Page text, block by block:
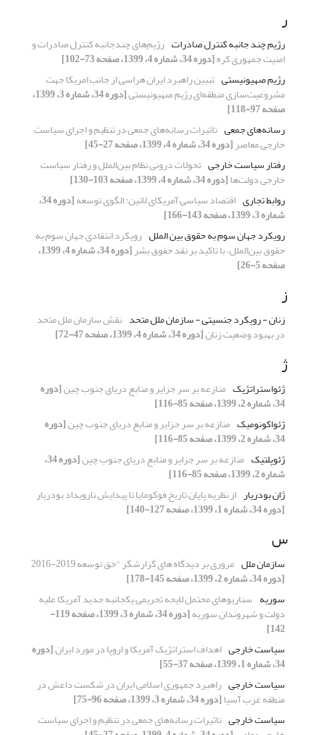
ر
رژیم چند جانبه کنترل صادرات رژیم‌های چندجانبه کنترل صادرات و
امنیت جمهوری کره[دوره 34، شماره 4، 1399، صفحه 73-102]
رژیم صهیونیستی تبیین راهبرد ایران هراسی از جانب امریکا جهت
مشروعیت‌سازی منطقه‌ای رژیم صهیونیستی [دوره 34، شماره 3، 1399،
صفحه 97-118]
رسانه‌های جمعی تاثیرات رسانه‌های جمعی در تنظیم و اجرای سیاست
خارجی معاصر[دوره 34، شماره 4، 1399، صفحه 27-45]
رفتار سیاست خارجی تحولات درونی نظام بین‌الملل و رفتار سیاست
خارجی دولت‌ها[دوره 34، شماره 4، 1399، صفحه 103-130]
روابط تجاری اقتصاد سیاسی آمریکای لاتین: الگوی توسعه [دوره 34،
شماره 3، 1399، صفحه 143-166]
رویکرد جهان سوم به حقوق بین الملل رویکرد انتقادی جهان سوم به
حقوق بین‌الملل، با تاکید بر نقد حقوق بشر [دوره 34، شماره 4، 1399،
صفحه 5-26]
ز
زنان - رویکرد جنسیتی - سازمان ملل متحد نقش سازمان ملل متحد
در بهبود وضعیت زنان[دوره 34، شماره 4، 1399، صفحه 47-72]
ژ
ژئواستراتژیک منازعه بر سر جزایر و منابع دریای جنوب چین[دوره
34، شماره 2، 1399، صفحه 85-116]
ژئواکونومیک منازعه بر سر جزایر و منابع دریای جنوب چین[دوره
34، شماره 2، 1399، صفحه 85-116]
ژئوپلتیک منازعه بر سر جزایر و منابع دریای جنوب چین [دوره 34،
شماره 2، 1399، صفحه 85-116]
ژان بودریار از نظریه پایان تاریخ فوکومایا تا پیدایش نارویداد بودریار
[دوره 34، شماره 1، 1399، صفحه 127-140]
س
سازمان ملل مروری بر دیدگاه های گزارشگر "حق توسعه 2019-2016
[دوره 34، شماره 2، 1399، صفحه 145-178]
سوریه سناریوهای محتمل لایحه تحریمی یکجانبه جدید آمریکا علیه
دولت و شهروندان سوریه [دوره 34، شماره 3، 1399، صفحه 119-
142]
سیاست خارجی اهداف استراتژیک آمریکا و اروپا در مورد ایران[دوره
34، شماره 1، 1399، صفحه 37-55]
سیاست خارجی راهبرد جمهوری اسلامی ایران در شکست داعش در
منطقه غرب آسیا[دوره 34، شماره 3، 1399، صفحه 96-75]
سیاست خارجی تاثیرات رسانه‌های جمعی در تنظیم و اجرای سیاست